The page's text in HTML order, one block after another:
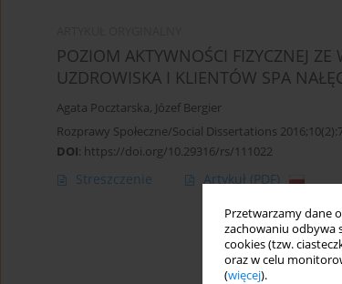
Przetwarzamy dane
zachowaniu odbywa
cookies (tzw.
oraz w celu
(więcej).
POZIOM AKTYWNOŚCI FIZYCZNEJ
UZDROWISKA I KLIENTÓW SPA
Agata Pocztarska, Józef Bergier
Rozprawy Społeczne/Social Dissertations
DOI: https://doi.org/10.29316/rs/111022
Streszczenie Artykuł (PDF)